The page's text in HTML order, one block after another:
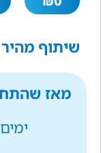
שיתוף מהיר
מאז
ימים